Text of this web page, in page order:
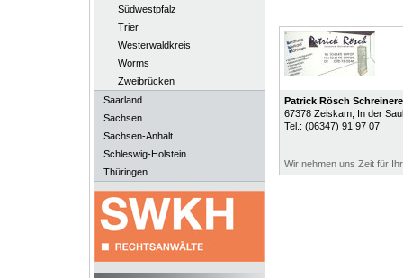
Südwestpfalz
Trier
Westerwaldkreis
Worms
Zweibrücken
Saarland
Sachsen
Sachsen-Anhalt
Schleswig-Holstein
Thüringen
Patrick Rösch
67378 Zeiskam, In der
Tel.: (06347) 91 97 07
Wir nehmen uns Zeit für